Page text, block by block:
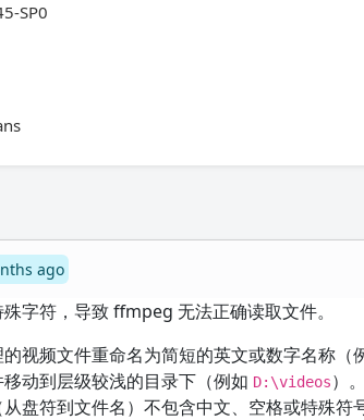
SP0
ago
字符，导致 ffmpeg 无法正确读取文件。
视频文件重命名为简短的英文或数字名称（
移动到层级较浅的目录下（例如 D:\videos）。
盘符到文件名）不包含中文、空格或特殊符